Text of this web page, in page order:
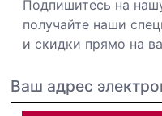
Подпишитесь на
получайте наши
и скидки прямо на